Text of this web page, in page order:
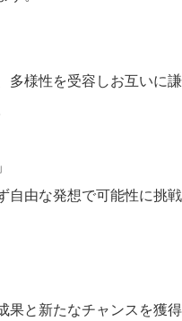
多様性を受容しお互いに謙
自由な発想で可能性に挑戦
果と新たなチャンスを獲得